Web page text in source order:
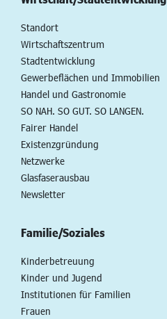
Standort
Wirtschaftszentrum
Stadtentwicklung
Gewerbeflächen und Immobilien
Handel und Gastronomie
SO NAH. SO GUT. SO LANGEN.
Fairer Handel
Existenzgründung
Netzwerke
Glasfaserausbau
Newsletter
Familie/Soziales
Kinderbetreuung
Kinder und Jugend
Institutionen für Familien
Frauen